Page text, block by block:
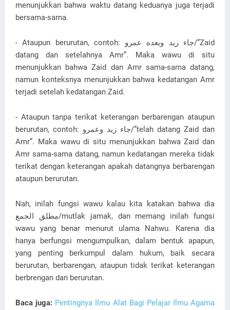
menunjukkan bahwa waktu datang keduanya juga terjadi
bersama-sama.
- Ataupun berurutan, contoh: جاء زيد وبعده عمرو/”Zaid
datang dan setelahnya Amr”. Maka wawu di situ
menunjukkan bahwa Zaid dan Amr sama-sama datang,
namun konteksnya menunjukkan bahwa kedatangan Amr
terjadi setelah kedatangan Zaid.
- Ataupun tanpa terikat keterangan berbarengan ataupun
berurutan, contoh: جاء زيد وعمرو/”telah datang Zaid dan
Amr”. Maka wawu di situ menunjukkan bahwa Zaid dan
Amr sama-sama datang, namun kedatangan mereka tidak
terikat dengan keterangan apakah datangnya berbarengan
ataupun berurutan.
Nah, inilah fungsi wawu kalau kita katakan bahwa dia
مطلق الجمع/mutlak jamak, dan memang inilah fungsi
wawu yang benar menurut ulama Nahwu. Karena dia
hanya berfungsi mengumpulkan, dalam bentuk apapun,
yang penting berkumpul dalam hukum, baik secara
berurutan, berbarengan, ataupun tidak terikat keterangan
berbrengan dan berurutan.
Baca juga: Pentingnya Ilmu Alat Bagi Pelajar Ilmu Agama